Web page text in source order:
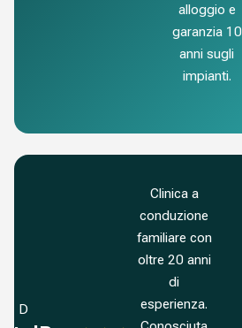
alloggio e
garanzia 10
anni sugli
impianti.
D
Clinica a
conduzione
familiare con
oltre 20 anni
di
esperienza.